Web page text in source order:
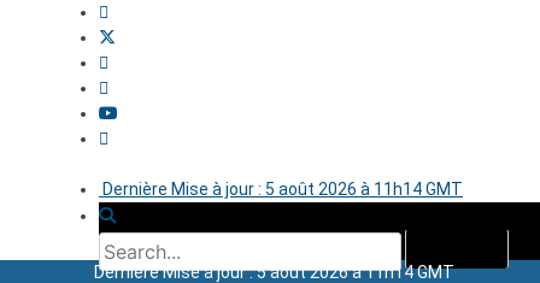
Dernière Mise à jour : 5 août 2026 à 11h14 GMT
Dernière Mise à jour : 5 août 2026 à 11h14 GMT